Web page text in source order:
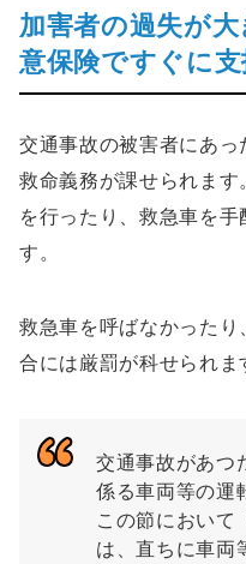
加害者の過失が
意保険ですぐに
交通事故の被害者にあ
救命義務が課せられま
を行ったり、救急車を
す。
救急車を呼ばなかった
合には厳罰が科せられま
交通事故があつ
係る車両等の運
この節において
は、直ちに車両